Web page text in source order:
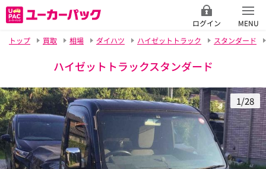
ログイン
MENU
トップ
買取 相場 ダイハツ ハイゼットトラック スタンダード
ハイゼットトラックスタンダード
1/28